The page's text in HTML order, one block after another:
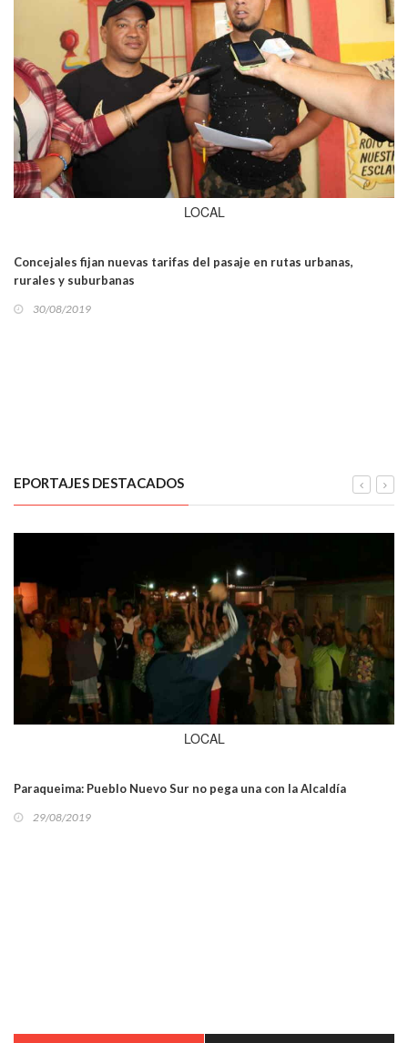
LOCAL
Concejales fijan nuevas tarifas del pasaje en rutas urbanas,
rurales y suburbanas
30/08/2019
EPORTAJES DESTACADOS
LOCAL
Paraqueima: Pueblo Nuevo Sur no pega una con la Alcaldía
29/08/2019